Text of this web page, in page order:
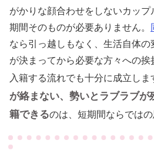
がかりな顔合わせをしないカッ
期間そのものが必要ありません。
なら引っ越しもなく、生活自体
が決まってから必要な方々への挨
入籍する流れでも十分に成立しま
が絡まない、勢いとラブラブが
籍できるのは、短期間ならではの